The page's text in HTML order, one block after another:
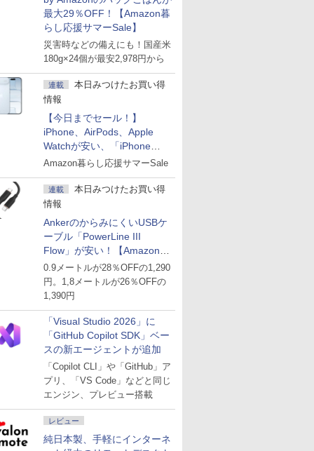
最大29％OFF！【Amazon暮
らし応援サマーSale】
災害時などの備えにも！国産米
180g×24個が最安2,978円から
連載
本日みつけたお買い得
情報
【今日までセール！】
iPhone、AirPods、Apple
Watchが安い、「iPhone
Air」256GB版が139,800円な
Amazon暮らし応援サマーSale
連載
本日みつけたお買い得
情報
AnkerのからみにくいUSBケ
ーブル「PowerLine III
Flow」が安い！【Amazon暮
らし応援サマーSale】
0.9メートルが28％OFFの1,290
円。1,8メートルが26％OFFの
1,390円
「Visual Studio 2026」に
「GitHub Copilot SDK」ベー
スの新エージェントが追加
「Copilot CLI」や「GitHub」ア
プリ、「VS Code」などと同じ
エンジン、プレビュー搭載
レビュー
純日本製、手軽にインターネ